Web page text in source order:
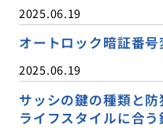
2025.06.19
オートロック暗証番
2025.06.19
サッシの鍵の種類と
ライフスタイルに合う